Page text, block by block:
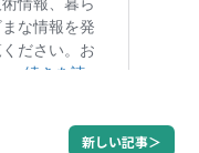
新しい記事＞